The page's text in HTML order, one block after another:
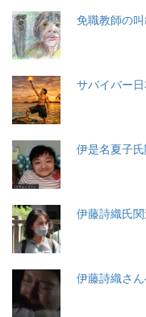
免職教師の叫
サバイバー
伊是名夏子
伊藤詩織氏関
伊藤詩織さ